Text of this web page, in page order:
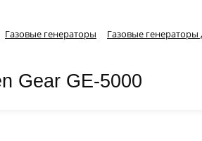
Газовые генераторы
Газовые
Gear GE-5000